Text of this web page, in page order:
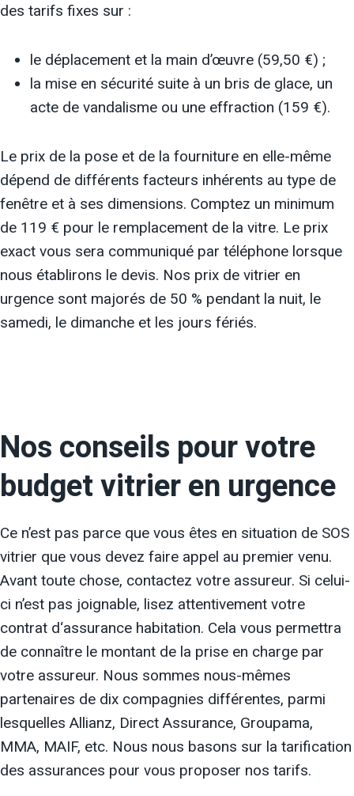
des tarifs fixes sur :
le déplacement et la main d’œuvre (59,50 €) ;
la mise en sécurité suite à un bris de glace, un
acte de vandalisme ou une effraction (159 €).
Le prix de la pose et de la fourniture en elle-même
dépend de différents facteurs inhérents au type de
fenêtre et à ses dimensions. Comptez un minimum
de 119 € pour le remplacement de la vitre. Le prix
exact vous sera communiqué par téléphone lorsque
nous établirons le devis. Nos prix de vitrier en
urgence sont majorés de 50 % pendant la nuit, le
samedi, le dimanche et les jours fériés.
Nos conseils pour votre
budget vitrier en urgence
Ce n’est pas parce que vous êtes en situation de SOS
vitrier que vous devez faire appel au premier venu.
Avant toute chose, contactez votre assureur. Si celui-
ci n’est pas joignable, lisez attentivement votre
contrat d‘assurance habitation. Cela vous permettra
de connaître le montant de la prise en charge par
votre assureur. Nous sommes nous-mêmes
partenaires de dix compagnies différentes, parmi
lesquelles Allianz, Direct Assurance, Groupama,
MMA, MAIF, etc. Nous nous basons sur la tarification
des assurances pour vous proposer nos tarifs.